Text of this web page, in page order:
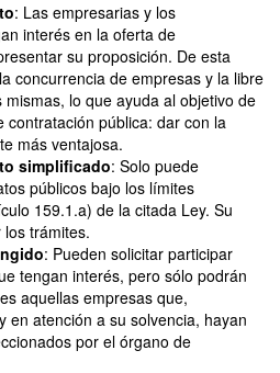
: Las empresarias y los
interés en la oferta de
su proposición. De esta
concurrencia de empresas y la libre
lo que ayuda al objetivo de
contratación pública: dar con la
más ventajosa.
simplificado: Solo puede
públicos bajo los límites
159.1.a) de la citada Ley. Su
trámites.
: Pueden solicitar participar
tengan interés, pero sólo podrán
aquellas empresas que,
en atención a su solvencia, hayan
por el órgano de